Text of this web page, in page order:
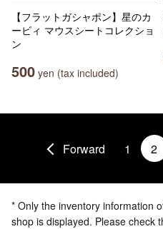
【フラットガシャポン】星のカ
ービィ マウスシートコレクショ
ン
500 yen (tax included)
Forward 1 2
* Only the inventory information
shop is displayed. Please check